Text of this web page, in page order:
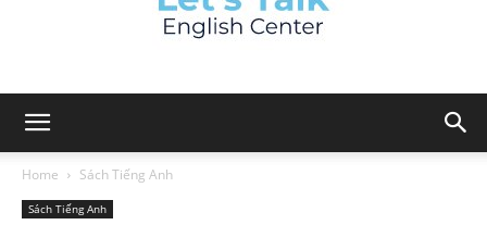
Home Sách Tiếng Anh
Sách Tiếng Anh